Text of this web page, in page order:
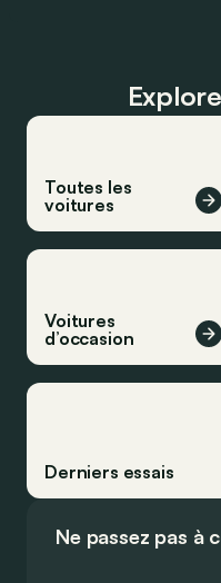
Toutes les
voitures
Voitures
d’occasion
Derniers essais
Ne passez pas à